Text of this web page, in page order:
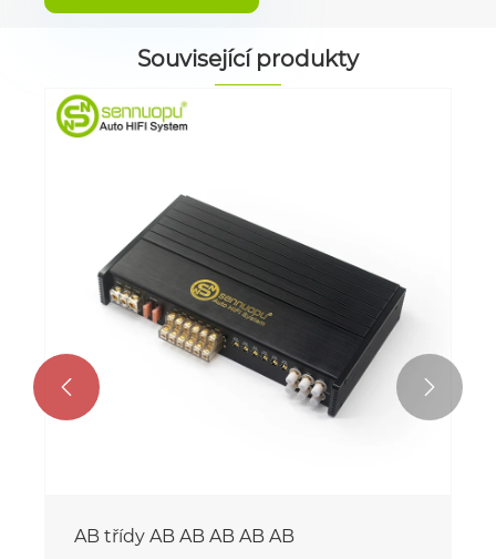
Související produkty
AB třídy AB AB AB AB AB
 